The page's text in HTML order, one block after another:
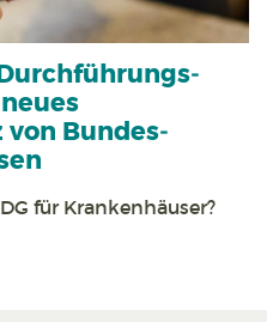
von Bundes­
für Kranken­häuser?